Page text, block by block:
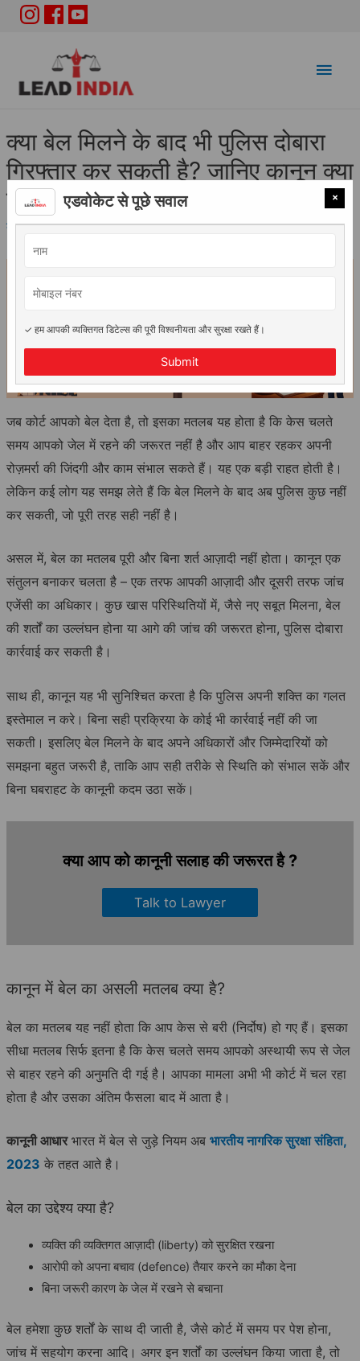
Main
क्या बेल मिलने के बाद भी पुलिस दोबारा
गिरफ्तार कर सकती है? जानिए कानून क्या
कहता है
कानूनी सलाह/ ByAdv. Vidhi Saini
जब कोर्ट आपको बेल देता है, तो इसका मतलब यह होता है कि केस चलते
समय आपको जेल में रहने की जरूरत नहीं है और आप बाहर रहकर अपनी
रोज़मर्रा की जिंदगी और काम संभाल सकते हैं। यह एक बड़ी राहत होती है।
लेकिन कई लोग यह समझ लेते हैं कि बेल मिलने के बाद अब पुलिस कुछ नहीं
कर सकती, जो पूरी तरह सही नहीं है।
असल में, बेल का मतलब पूरी और बिना शर्त आज़ादी नहीं होता। कानून एक
संतुलन बनाकर चलता है – एक तरफ आपकी आज़ादी और दूसरी तरफ जांच
एजेंसी का अधिकार। कुछ खास परिस्थितियों में, जैसे नए सबूत मिलना, बेल
की शर्तों का उल्लंघन होना या आगे की जांच की जरूरत होना, पुलिस दोबारा
कार्रवाई कर सकती है।
साथ ही, कानून यह भी सुनिश्चित करता है कि पुलिस अपनी शक्ति का गलत
इस्तेमाल न करे। बिना सही प्रक्रिया के कोई भी कार्रवाई नहीं की जा
सकती। इसलिए बेल मिलने के बाद अपने अधिकारों और जिम्मेदारियों को
समझना बहुत जरूरी है, ताकि आप सही तरीके से स्थिति को संभाल सकें और
बिना घबराहट के कानूनी कदम उठा सकें।
क्या आप को कानूनी सलाह की जरूरत है ?
Talk to Lawyer
कानून में बेल का असली मतलब क्या है?
बेल का मतलब यह नहीं होता कि आप केस से बरी (निर्दोष) हो गए हैं। इसका
सीधा मतलब सिर्फ इतना है कि केस चलते समय आपको अस्थायी रूप से जेल
से बाहर रहने की अनुमति दी गई है। आपका मामला अभी भी कोर्ट में चल रहा
होता है और उसका अंतिम फैसला बाद में आता है।
कानूनी आधारभारत में बेल से जुड़े नियम अब भारतीय नागरिक सुरक्षा संहिता,
2023 के तहत आते है।
बेल का उद्देश्य क्या है?
व्यक्ति की व्यक्तिगत आज़ादी (liberty) को सुरक्षित रखना
आरोपी को अपना बचाव (defence) तैयार करने का मौका देना
बिना जरूरी कारण के जेल में रखने से बचाना
बेल हमेशा कुछ शर्तों के साथ दी जाती है, जैसे कोर्ट में समय पर पेश होना,
जांच में सहयोग करना आदि। अगर इन शर्तों का उल्लंघन किया जाता है, तो
×
एडवोकेट से पूछे सवाल
✓ हम आपकी व्यक्तिगत डिटेल्स की पूरी विश्वनीयता और सुरक्षा रखते हैं।
Submit